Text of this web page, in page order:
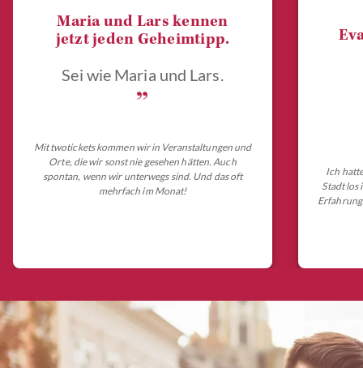
Maria und Lars kennen
jetzt jeden Geheimtipp.
Sei wie Maria und Lars.
„
Mit twotickets kommen wir in Veranstaltungen und
Orte, die wir sonst nie gesehen hätten. Auch
spontan, wenn wir unterwegs sind. Und das oft
mehrfach im Monat!
Ich
Stadt los